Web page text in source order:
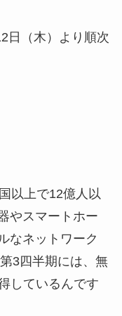
日（木）より順次
以上で12億人以
やスマートホー
なネットワーク
3四半期には、無
しているんです